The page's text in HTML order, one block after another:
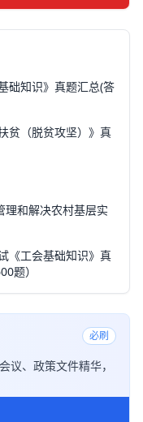
础知识》真题汇总(答
贫（脱贫攻坚）》真
理和解决农村基层实
《工会基础知识》真
题）
必刷
议、政策文件精华，